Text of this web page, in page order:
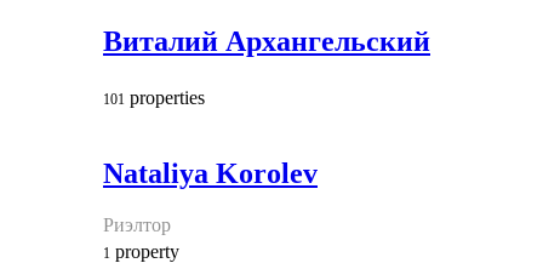
Виталий Архангельский
101 properties
Nataliya Korolev
Риэлтор
1 property